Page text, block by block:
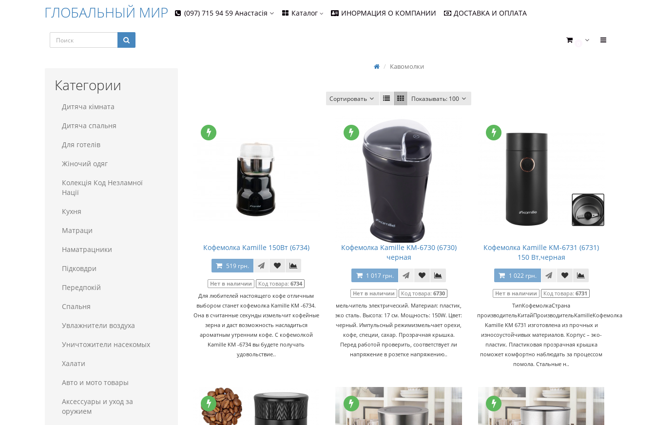
ГЛОБАЛЬНЫЙ МИР (097) 715 94 59 Анастасія Каталог ИНОРМАЦИЯ О КОМПАНИИ ДОСТАВКА И ОПЛАТА
Категории
Дитяча кімната
Дитяча спальня
Для готелiв
Жіночий одяг
Колекція Код Незламної
Нації
Кухня
Матраци
Наматрацники
Пiдковдри
Передпокій
Спальня
Увлажнители воздуха
Уничтожители насекомых
Халати
Авто и мото товары
Аксессуары и уход за
оружием
Кавомолки
Сортировать Показывать: 100
Кофемолка Kamille 150Вт (6734)
519 грн.
Нет в наличии Код товара:6734
Для любителей настоящего кофе отличным
выбором станет кофемолка Kamille KM -6734.
Она в считанные секунды измельчит кофейные
зерна и даст возможность насладиться
ароматным утренним кофе. С кофемолкой
Kamille KM -6734 вы будете получать
удовольствие..
Кофемолка Kamille KM-6730 (6730)
черная
1 017 грн.
Нет в наличии Код товара: 6730
мельчитель электрический. Материал: пластик,
эко сталь. Высота: 17 см. Мощность: 150W. Цвет:
черный. Импульсный режимизмельчает орехи,
кофе, специи, сахар. Прозрачная крышка.
Перед работой проверить, соответствует ли
напряжение в розетке напряжению..
Кофемолка Kamille KM-6731 (6731)
150 Вт,черная
1 022 грн.
Нет в наличии Код товара:6731
ТипКофемолкаСтрана
производительКитайПроизводительKamilleКофемолка
Kamille KM 6731 изготовлена из прочных и
износоустойчивых материалов. Корпус – эко-
пластик. Пластиковая прозрачная крышка
поможет комфортно наблюдать за процессом
помола. Стальные н..